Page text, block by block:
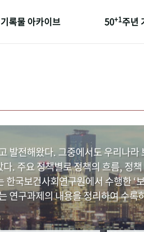
기록물 아카이브 50+1주년
발전해왔다. 그중에서도 우리나라
. 주요 정책별로 정책의 흐름, 정
국보건사회연구원에서 수행한 ‘
연구과제의 내용을 정리하여 수록